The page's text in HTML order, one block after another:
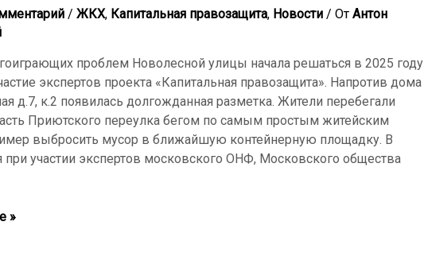
/ ЖКХ, Капитальная правозащита, Новости/ От Антон
проблем Новолесной улицы начала решаться в 2025 году
экспертов проекта «Капитальная правозащита». Напротив дома
д.7, к.2 появилась долгожданная разметка. Жители перебегали
Приютского переулка бегом по самым простым житейским
выбросить мусор в ближайшую контейнерную площадку. В
при участии экспертов московского ОНФ, Московского общества
»